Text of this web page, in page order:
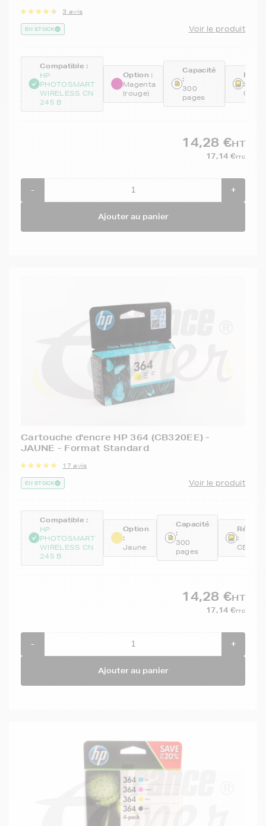
3 avis
EN STOCK Voir le produit
Compatible :
HP
PHOTOSMART
WIRELESS CN
245 B
Option :
Magenta
(rouge)
Capacité
:
300
pages
:
14,28 €HT
17,14 €TTC
- +
Ajouter au panier
Cartouche d'encre HP 364 (CB320EE) -
JAUNE - Format Standard
17 avis
EN STOCK Voir le produit
Compatible :
HP
PHOTOSMART
WIRELESS CN
245 B
Option
:
Jaune
Capacité
:
300
pages
:
14,28 €HT
17,14 €TTC
- +
Ajouter au panier